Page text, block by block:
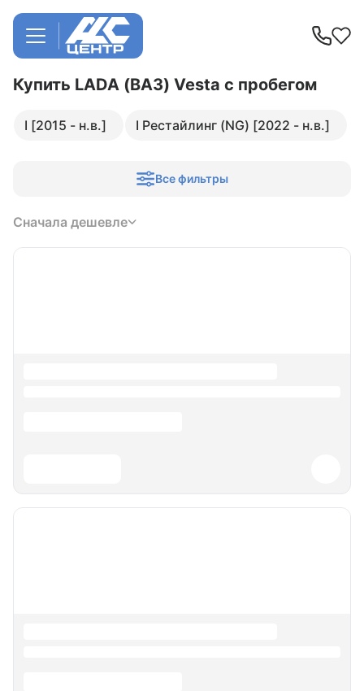
Купить LADA (ВАЗ) Vesta с пробегом
I [2015 - н.в.] I Рестайлинг (NG) [2022 - н.в.]
Все фильтры
Сначала дешевле